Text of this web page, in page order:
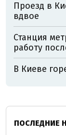
Проезд в
вдвое
Станция
работу
В Киеве
ПОСЛЕДНИЕ